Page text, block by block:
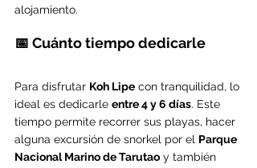
alojamiento.
📅 Cuánto tiempo dedicarle
Para disfrutar Koh Lipe con tranquilidad, lo
ideal es dedicarle entre 4 y 6 días. Este
tiempo permite recorrer sus playas, hacer
alguna excursión de snorkel por el Parque
Nacional Marino de Tarutao y también